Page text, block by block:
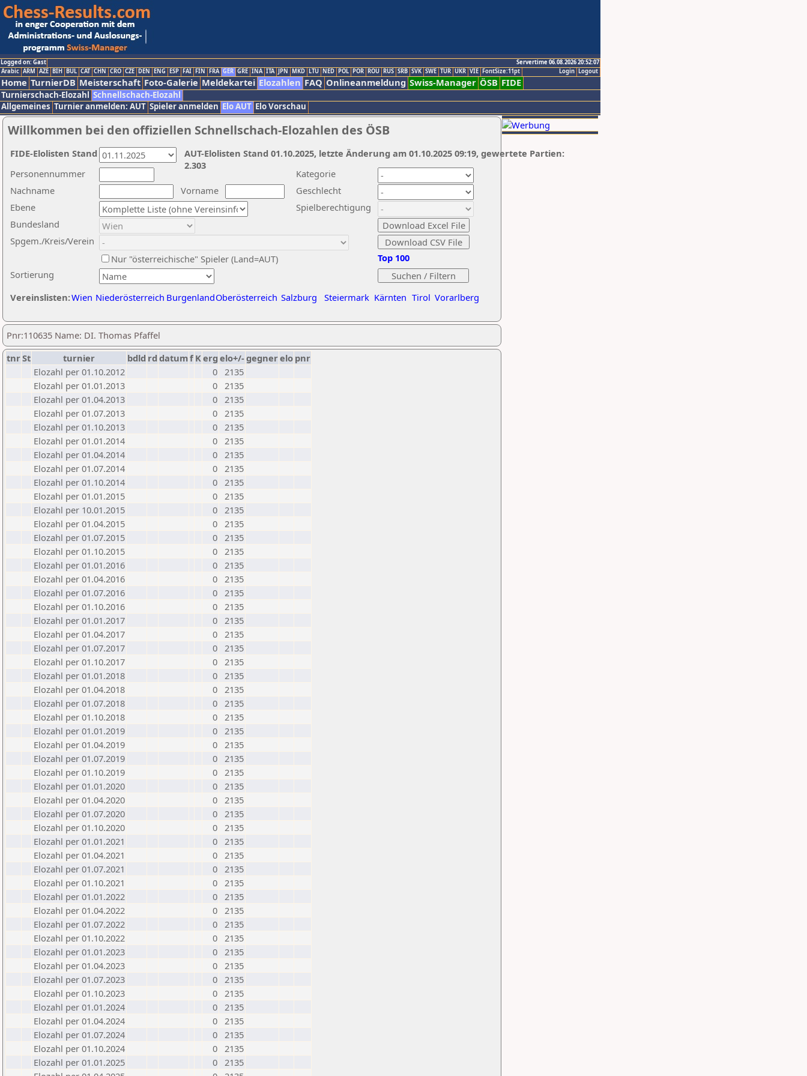
Logged on: Gast
Servertime 06.08.2026 20:52:07
Logout
Login
Arabic ARM AZE BIH BUL CAT CHN CRO CZE DEN ENG ESP FAI FIN FRA GER GRE INA ITA JPN MKD LTU NED POL POR ROU RUS SRB SVK SWE TUR UKR VIE FontSize:11pt
Home TurnierDB Meisterschaft Foto-Galerie Meldekartei Elozahlen FAQ Onlineanmeldung Swiss-Manager ÖSB FIDE
Turnierschach-Elozahl Schnellschach-Elozahl
Allgemeines Turnier anmelden: AUT Spieler anmelden Elo AUT Elo Vorschau
Willkommen bei den offiziellen Schnellschach-Elozahlen des ÖSB
Nachname
Vorname
Ebene
Kategorie
Sortierung
Personennummer
Bundesland
Spgem./Kreis/Verein
Geschlecht
Nur "österreichische" Spieler (Land=AUT)
Spielberechtigung
Vereinslisten:Wien Niederösterreich BurgenlandOberösterreich Salzburg Steiermark Kärnten Tirol Vorarlberg
Top 100
AUT-Elolisten Stand 01.10.2025, letzte Änderung am 01.10.2025 09:19, gewertete Partien:
2.303
FIDE-Elolisten Stand
Pnr:110635 Name: DI. Thomas Pfaffel
tnrSt turnier bdld rd datumf Kerg elo+/-gegnerelo pnr
Elozahl per 01.10.2012
0 2135
Elozahl per 01.01.2013
0 2135
Elozahl per 01.04.2013
0 2135
Elozahl per 01.07.2013
0 2135
Elozahl per 01.10.2013
0 2135
Elozahl per 01.01.2014
0 2135
Elozahl per 01.04.2014
0 2135
Elozahl per 01.07.2014
0 2135
Elozahl per 01.10.2014
0 2135
Elozahl per 01.01.2015
0 2135
Elozahl per 10.01.2015
0 2135
Elozahl per 01.04.2015
0 2135
Elozahl per 01.07.2015
0 2135
Elozahl per 01.10.2015
0 2135
Elozahl per 01.01.2016
0 2135
Elozahl per 01.04.2016
0 2135
Elozahl per 01.07.2016
0 2135
Elozahl per 01.10.2016
0 2135
Elozahl per 01.01.2017
0 2135
Elozahl per 01.04.2017
0 2135
Elozahl per 01.07.2017
0 2135
Elozahl per 01.10.2017
0 2135
Elozahl per 01.01.2018
0 2135
Elozahl per 01.04.2018
0 2135
Elozahl per 01.07.2018
0 2135
Elozahl per 01.10.2018
0 2135
Elozahl per 01.01.2019
0 2135
Elozahl per 01.04.2019
0 2135
Elozahl per 01.07.2019
0 2135
Elozahl per 01.10.2019
0 2135
Elozahl per 01.01.2020
0 2135
Elozahl per 01.04.2020
0 2135
Elozahl per 01.07.2020
0 2135
Elozahl per 01.10.2020
0 2135
Elozahl per 01.01.2021
0 2135
Elozahl per 01.04.2021
0 2135
Elozahl per 01.07.2021
0 2135
Elozahl per 01.10.2021
0 2135
Elozahl per 01.01.2022
0 2135
Elozahl per 01.04.2022
0 2135
Elozahl per 01.07.2022
0 2135
Elozahl per 01.10.2022
0 2135
Elozahl per 01.01.2023
0 2135
Elozahl per 01.04.2023
0 2135
Elozahl per 01.07.2023
0 2135
Elozahl per 01.10.2023
0 2135
Elozahl per 01.01.2024
0 2135
Elozahl per 01.04.2024
0 2135
Elozahl per 01.07.2024
0 2135
Elozahl per 01.10.2024
0 2135
Elozahl per 01.01.2025
0 2135